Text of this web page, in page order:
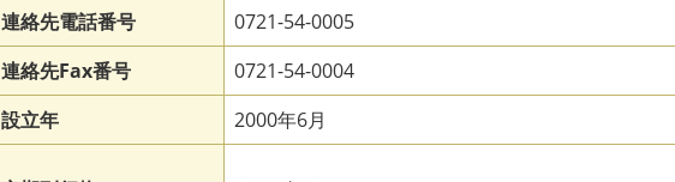
連絡先電話番号
0721-54-0005
連絡先Fax番号
0721-54-0004
設立年
2000年6月